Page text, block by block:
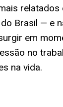
relatados
Brasil — e
em
no
na vida.